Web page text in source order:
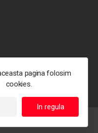
pagina folosim
cookies.
In regula